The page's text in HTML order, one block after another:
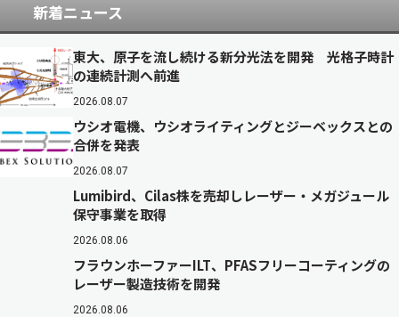
新着ニュース
東大、原子を流し続ける新分光法を開発 光格子時計
の連続計測へ前進
2026.08.07
ウシオ電機、ウシオライティングとジーベックスとの
合併を発表
2026.08.07
Lumibird、Cilas株を売却しレーザー・メガジュール
保守事業を取得
2026.08.06
フラウンホーファーILT、PFASフリーコーティングの
レーザー製造技術を開発
2026.08.06